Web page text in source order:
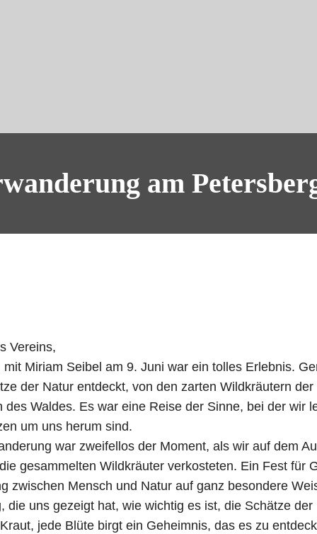
am
Vereins,
Miriam Seibel am 9. Juni war ein tolles Erlebnis.
der Natur entdeckt, von den zarten Wildkräutern
des Waldes. Es war eine Reise der Sinne, bei der wir
um uns herum sind.
war zweifellos der Moment, als wir auf dem
gesammelten Wildkräuter verkosteten. Ein Fest für
zwischen Mensch und Natur auf ganz besondere
die uns gezeigt hat, wie wichtig es ist, die Schätze
jede Blüte birgt ein Geheimnis, das es zu